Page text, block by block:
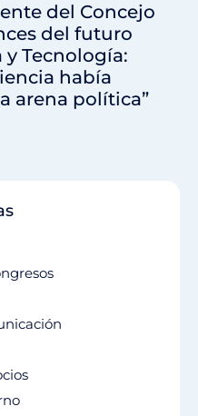
del Concejo
del futuro
Tecnología:
había
arena política”